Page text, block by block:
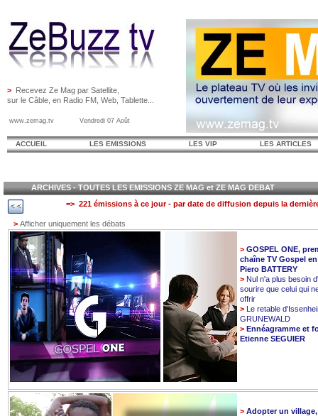
> Recevez Ze Mag par Satellite,
sur le Câble, en Radio FM, Web, Tablette...
www.zemag.tv Vendredi 07 Août
ACCUEIL LES EMISSIONS LES VIP LES ARTICLES
ARCHIVES - TOUTES LES EMISSIONS ZE MAG et ZE MAG DEBAT
=> 221 émissions à ce jour - par date de diffusion depuis la
> Afficher uniquement les débats
> GOSPEL ONE,
chaîne TV Gospel
Piero BATTERY
> Nul n'a plus besoin
sourire que celui qui
offrir
> Le retable
GRUNEWALD
> Ennéagramme et
Etienne SEGUIER
> Adopter un